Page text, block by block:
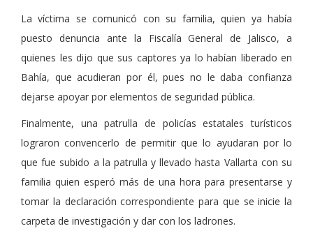
La víctima se comunicó con su familia, quien ya había
puesto denuncia ante la Fiscalía General de Jalisco, a
quienes les dijo que sus captores ya lo habían liberado en
Bahía, que acudieran por él, pues no le daba confianza
dejarse apoyar por elementos de seguridad pública.
Finalmente, una patrulla de policías estatales turísticos
lograron convencerlo de permitir que lo ayudaran por lo
que fue subido a la patrulla y llevado hasta Vallarta con su
familia quien esperó más de una hora para presentarse y
tomar la declaración correspondiente para que se inicie la
carpeta de investigación y dar con los ladrones.